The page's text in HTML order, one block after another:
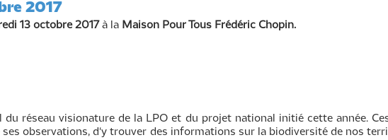
2017
13 octobre 2017 à la Maison Pour Tous Frédéric Chopin.
réseau visionature de la LPO et du projet national initié cette année.
ses observations, d'y trouver des informations sur la biodiversité de nos